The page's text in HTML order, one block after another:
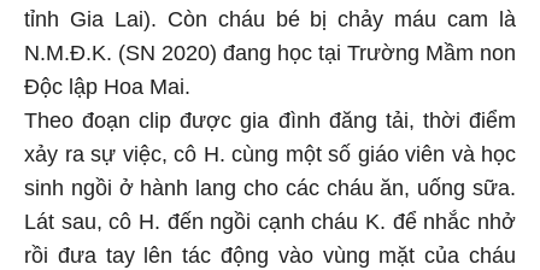
tỉnh Gia Lai). Còn cháu bé bị chảy máu cam là
N.M.Đ.K. (SN 2020) đang học tại Trường Mầm non
Độc lập Hoa Mai.
Theo đoạn clip được gia đình đăng tải, thời điểm
xảy ra sự việc, cô H. cùng một số giáo viên và học
sinh ngồi ở hành lang cho các cháu ăn, uống sữa.
Lát sau, cô H. đến ngồi cạnh cháu K. để nhắc nhở
rồi đưa tay lên tác động vào vùng mặt của cháu